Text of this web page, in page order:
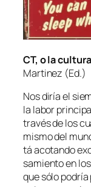
CT, o la
Martinez (Ed.)
Nos di­ría el
la la­bor
tra­vés de los
mis­mo del
tá aco­tan­do
sa­mien­to en
que só­lo